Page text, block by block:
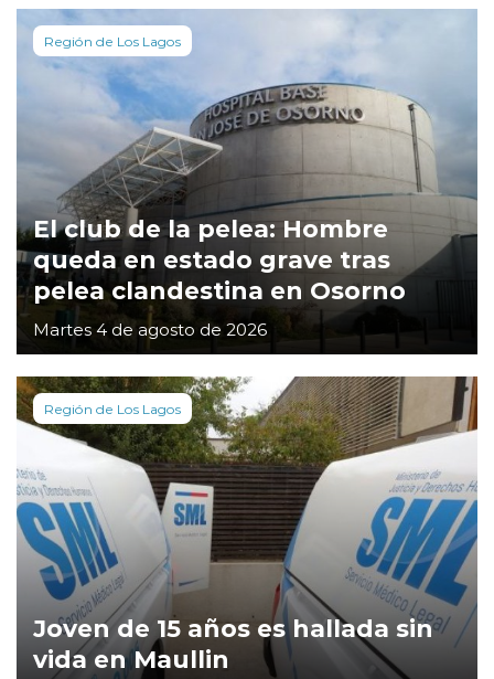
Región de Los Lagos
El club de la pelea: Hombre
queda en estado grave tras
pelea clandestina en Osorno
Martes 4 de agosto de 2026
Región de Los Lagos
Joven de 15 años es hallada sin
vida en Maullin